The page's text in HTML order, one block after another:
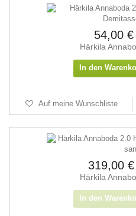
54,00 €
Härkila
In den
Auf meine Wunschliste
319,00 €
Härkila
In den